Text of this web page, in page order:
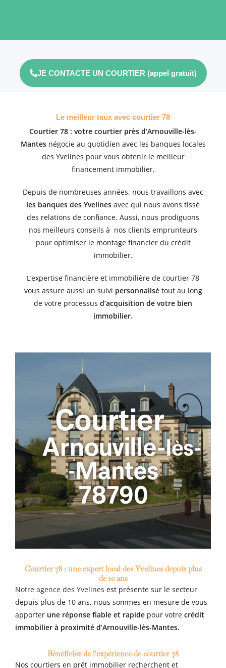
JE CONTACTE UN COURTIER (appel gratuit)
Le meilleur taux avec courtier 78
Courtier 78 : votre courtier près d’Arnouville-lès-
Mantes négocie au quotidien avec les banques locales
des Yvelines pour vous obtenir le meilleur
financement immobilier.
Depuis de nombreuses années, nous travaillons avec
les banques des Yvelines avec qui nous avons tissé
des relations de confiance. Aussi, nous prodiguons
nos meilleurs conseils à nos clients emprunteurs
pour optimiser le montage financier du crédit
immobilier.
L’expertise financière et immobilière de courtier 78
vous assure aussi un suivi personnalisétout au long
de votre processus d’acquisition de votre bien
immobilier.
Courtier 78 : une expert local des Yvelines depuis plus
de 10 ans
Notre agence des Yvelines est présente sur le secteur
depuis plus de 10 ans, nous sommes en mesure de vous
apporter une réponse fiable et rapide pour votre crédit
immobilier à proximité d’Arnouville-lès-Mantes.
Bénéficiez de l'expérience de courtier 78
Nos courtiers en prêt immobilier recherchent et